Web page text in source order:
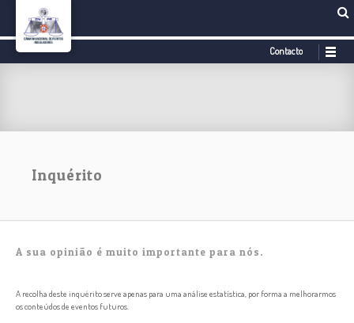
Contacto
Inquérito
A sua opinião é muito importante para nós.
A recolha deste inquérito serve apenas para uma análise estatística, por forma a melhorarmos
os conteúdos de eventos futuros.